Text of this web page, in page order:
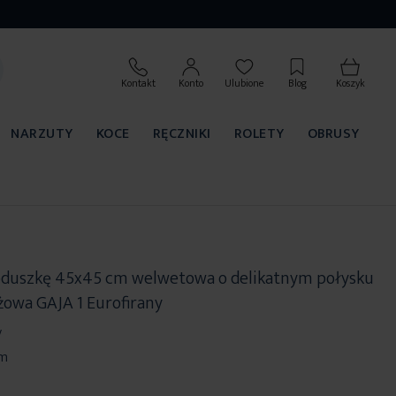
Kontakt Konto Ulubione Blog Koszyk
NARZUTY KOCE RĘCZNIKI ROLETY OBRUSY
45x45 cm welwetowa o delikatnym połysku
GAJA 1 Eurofirany